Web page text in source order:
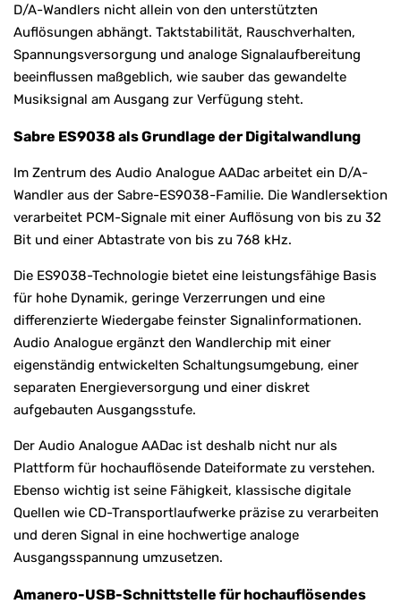
D/A-Wandlers nicht allein von den unterstützten
Auflösungen abhängt. Taktstabilität, Rauschverhalten,
Spannungsversorgung und analoge Signalaufbereitung
beeinflussen maßgeblich, wie sauber das gewandelte
Musiksignal am Ausgang zur Verfügung steht.
Sabre ES9038 als Grundlage der Digitalwandlung
Im Zentrum des Audio Analogue AADac arbeitet ein D/A-
Wandler aus der Sabre-ES9038-Familie. Die Wandlersektion
verarbeitet PCM-Signale mit einer Auflösung von bis zu 32
Bit und einer Abtastrate von bis zu 768 kHz.
Die ES9038-Technologie bietet eine leistungsfähige Basis
für hohe Dynamik, geringe Verzerrungen und eine
differenzierte Wiedergabe feinster Signalinformationen.
Audio Analogue ergänzt den Wandlerchip mit einer
eigenständig entwickelten Schaltungsumgebung, einer
separaten Energieversorgung und einer diskret
aufgebauten Ausgangsstufe.
Der Audio Analogue AADac ist deshalb nicht nur als
Plattform für hochauflösende Dateiformate zu verstehen.
Ebenso wichtig ist seine Fähigkeit, klassische digitale
Quellen wie CD-Transportlaufwerke präzise zu verarbeiten
und deren Signal in eine hochwertige analoge
Ausgangsspannung umzusetzen.
Amanero-USB-Schnittstelle für hochauflösendes